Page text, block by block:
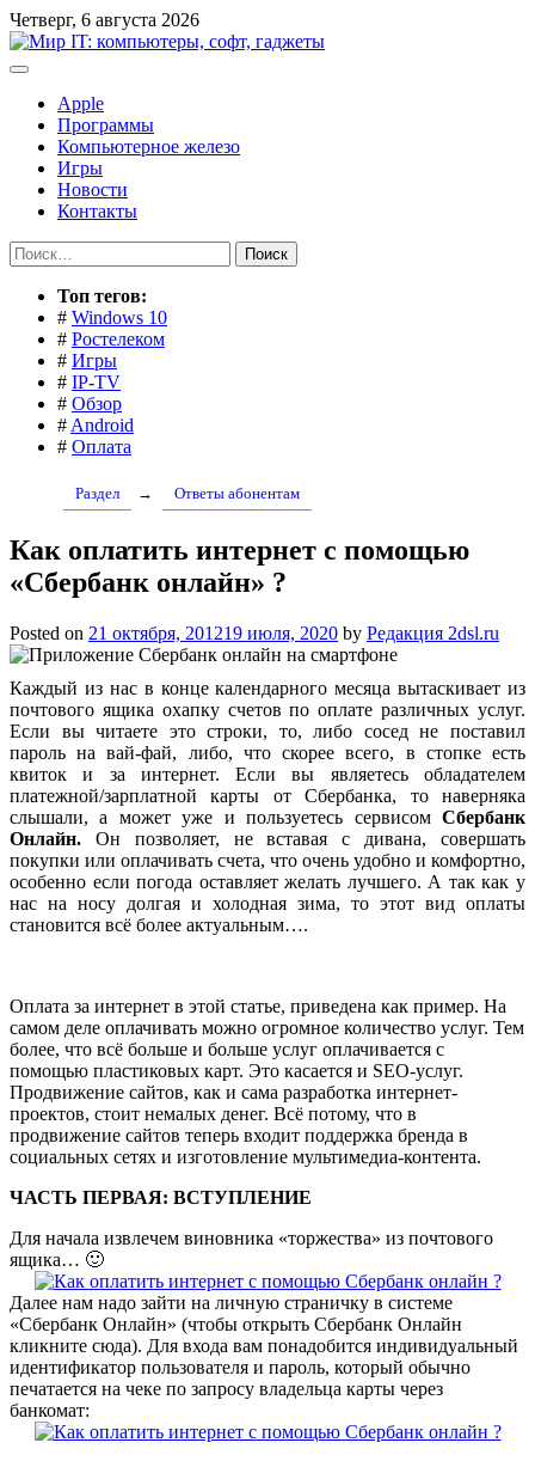
Перейти
к
содержимому
Четверг, 6 августа 2026
Apple
Программы
Компьютерное железо
Игры
Новости
Контакты
Найти:
Toп тегов:
# Windows 10
# Ростелеком
# Игры
# IP-TV
# Обзор
# Android
# Оплата
Раздел → Ответы абонентам
Как оплатить интернет с помощью
«Сбербанк онлайн» ?
Posted on 21 октября, 201219 июля, 2020 by Редакция 2dsl.ru
Каждый из нас в конце календарного месяца вытаскивает из
почтового ящика охапку счетов по оплате различных услуг.
Если вы читаете это строки, то, либо сосед не поставил
пароль на вай-фай, либо, что скорее всего, в стопке есть
квиток и за интернет. Если вы являетесь обладателем
платежной/зарплатной карты от Сбербанка, то наверняка
слышали, а может уже и пользуетесь сервисом Сбербанк
Онлайн. Он позволяет, не вставая с дивана, совершать
покупки или оплачивать счета, что очень удобно и комфортно,
особенно если погода оставляет желать лучшего. А так как у
нас на носу долгая и холодная зима, то этот вид оплаты
становится всё более актуальным….
Оплата за интернет в этой статье, приведена как пример. На
самом деле оплачивать можно огромное количество услуг. Тем
более, что всё больше и больше услуг оплачивается с
помощью пластиковых карт. Это касается и SEO-услуг.
Продвижение сайтов, как и сама разработка интернет-
проектов, стоит немалых денег. Всё потому, что в
продвижение сайтов теперь входит поддержка бренда в
социальных сетях и изготовление мультимедиа-контента.
ЧАСТЬ ПЕРВАЯ: ВСТУПЛЕНИЕ
Для начала извлечем виновника «торжества» из почтового
ящика… 🙂
Далее нам надо зайти на личную страничку в системе
«Сбербанк Онлайн» (чтобы открыть Сбербанк Онлайн
кликните сюда). Для входа вам понадобится индивидуальный
идентификатор пользователя и пароль, который обычно
печатается на чеке по запросу владельца карты через
банкомат: